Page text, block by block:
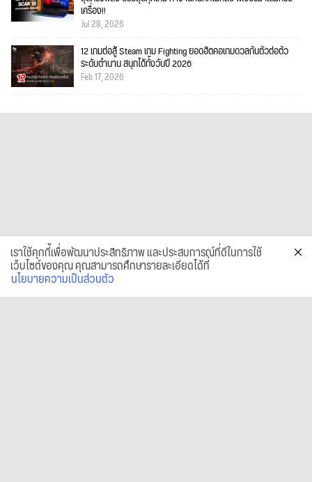
เครื่อง!!
Jul 28, 2026
12 เกมต่อสู้ Steam เกม Fighting ยอดฮิตคอเกมดวลกันตัวต่อตัว
ระดับตำนาน สนุกได้ทั้งวันปี 2026
Feb 17, 2026
เราใช้คุกกี้เพื่อพัฒนาประสิทธิภาพ และประสบการณ์ที่ดีในการใช้
เว็บไซต์ของคุณ คุณสามารถศึกษารายละเอียดได้ที่
นโยบายความเป็นส่วนตัว